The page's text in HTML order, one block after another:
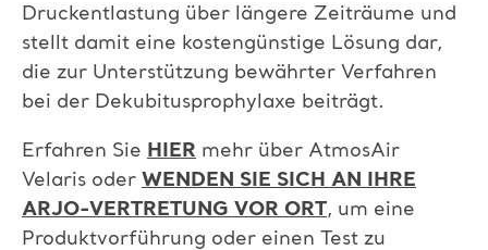
Druckentlastung über längere Zeiträume und
stellt damit eine kostengünstige Lösung dar,
die zur Unterstützung bewährter Verfahren
bei der Dekubitusprophylaxe beiträgt.
Erfahren Sie HIER mehr über AtmosAir
Velaris oder WENDEN SIE SICH AN IHRE
ARJO-VERTRETUNG VOR ORT, um eine
Produktvorführung oder einen Test zu